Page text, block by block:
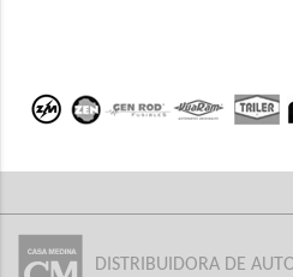
DISTRIBUIDORA DE